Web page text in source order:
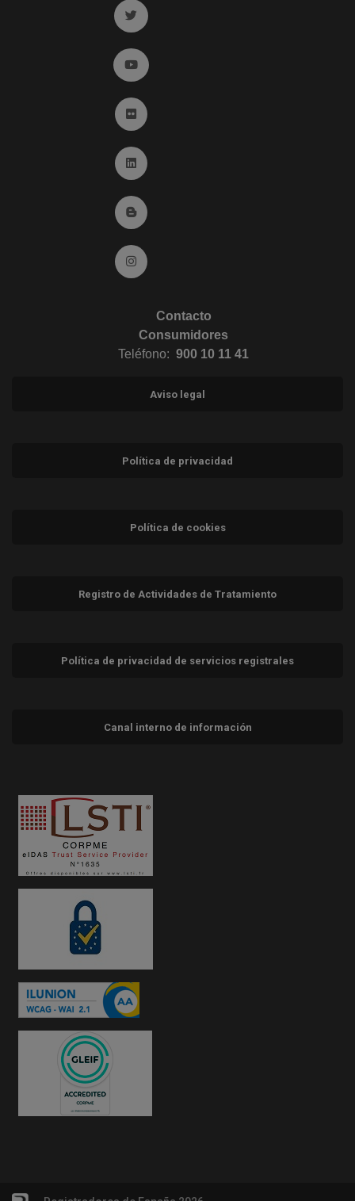
Ir a twitter (abre en ventana nueva)
Ir a YouTube (abre en ventana nueva)
Ir a Flickr (abre en ventana nueva)
Ir a Linkedin (abre en ventana nueva)
Ir al Blog (abre en ventana nueva)
Ir a Instagram (abre en ventana nueva)
Contacto
Consumidores
Teléfono: 900 10 11 41
Aviso legal
Política de privacidad
Política de cookies
Registro de Actividades de Tratamiento
Política de privacidad de servicios registrales
Canal interno de información